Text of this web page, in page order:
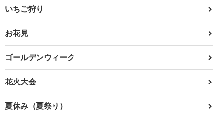
いちご狩り
お花見
ゴールデンウィーク
花火大会
夏休み（夏祭り）